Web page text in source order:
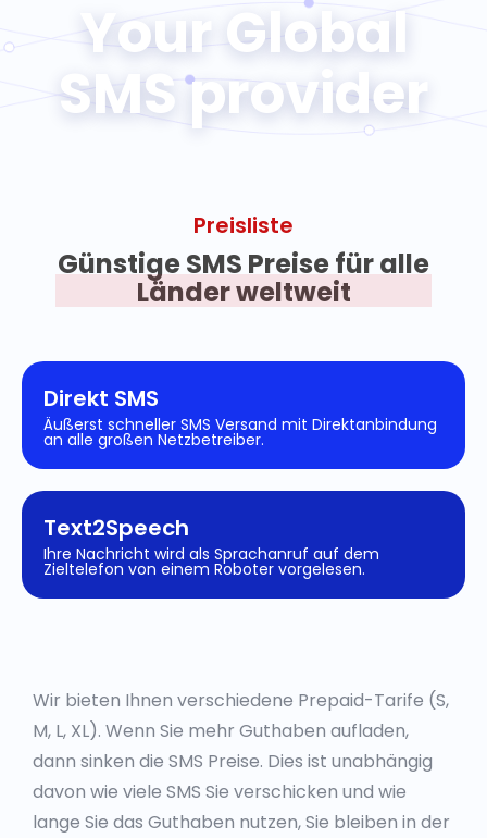
Your Global
SMS provider
Preisliste
Günstige SMS Preise für alle
Länder weltweit
Direkt SMS
Äußerst schneller SMS Versand mit Direktanbindung
an alle großen Netzbetreiber.
Text2Speech
Ihre Nachricht wird als Sprachanruf auf dem
Zieltelefon von einem Roboter vorgelesen.
Wir bieten Ihnen verschiedene Prepaid-Tarife (S,
M, L, XL). Wenn Sie mehr Guthaben aufladen,
dann sinken die SMS Preise. Dies ist unabhängig
davon wie viele SMS Sie verschicken und wie
lange Sie das Guthaben nutzen, Sie bleiben in der